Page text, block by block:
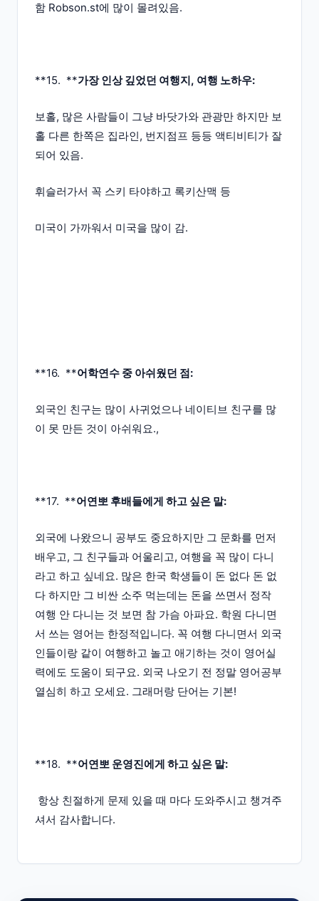
함 Robson.st에 많이 몰려있음.
**15. **가장 인상 깊었던 여행지, 여행 노하우:
보홀, 많은 사람들이 그냥 바닷가와 관광만 하지만 보
홀 다른 한쪽은 집라인, 번지점프 등등 액티비티가 잘
되어 있음.
휘슬러가서 꼭 스키 타야하고 록키산맥 등
미국이 가까워서 미국을 많이 감.
**16. **어학연수 중 아쉬웠던 점:
외국인 친구는 많이 사귀었으나 네이티브 친구를 많
이 못 만든 것이 아쉬워요.,
**17. **어연뽀 후배들에게 하고 싶은 말:
외국에 나왔으니 공부도 중요하지만 그 문화를 먼저
배우고, 그 친구들과 어울리고, 여행을 꼭 많이 다니
라고 하고 싶네요. 많은 한국 학생들이 돈 없다 돈 없
다 하지만 그 비싼 소주 먹는데는 돈을 쓰면서 정작
여행 안 다니는 것 보면 참 가슴 아파요. 학원 다니면
서 쓰는 영어는 한정적입니다. 꼭 여행 다니면서 외국
인들이랑 같이 여행하고 놀고 애기하는 것이 영어실
력에도 도움이 되구요. 외국 나오기 전 정말 영어공부
열심히 하고 오세요. 그래머랑 단어는 기본!
**18. **어연뽀 운영진에게 하고 싶은 말:
항상 친절하게 문제 있을 때 마다 도와주시고 챙겨주
셔서 감사합니다.